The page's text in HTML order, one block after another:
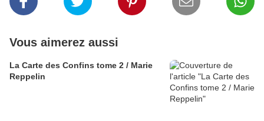
Vous aimerez aussi
La Carte des Confins tome 2 / Marie
Reppelin